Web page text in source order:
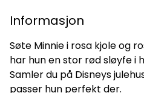
Informasjon
Søte Minnie i rosa kjole og
har hun en stor rød sløyfe i
Samler du på Disneys
passer hun perfekt der.